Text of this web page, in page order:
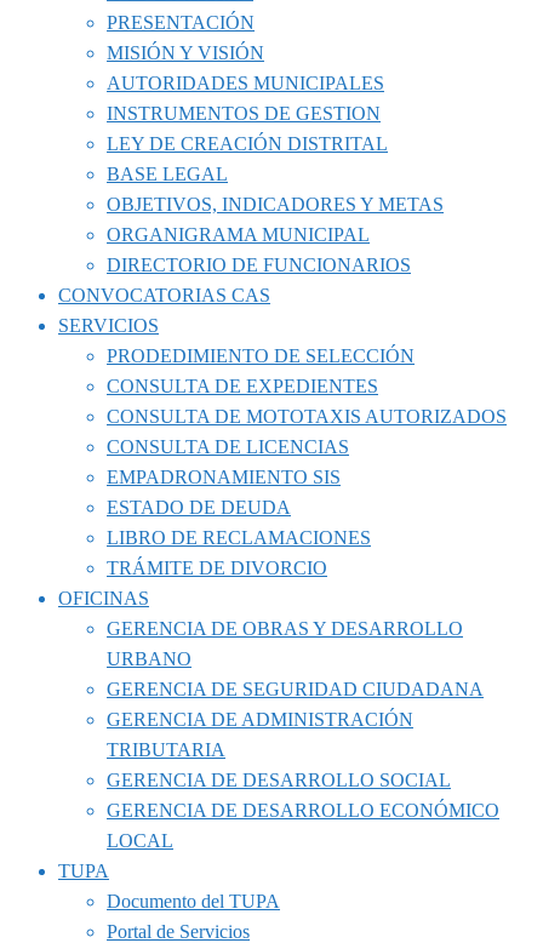
PRESENTACIÓN
MISIÓN Y VISIÓN
AUTORIDADES MUNICIPALES
INSTRUMENTOS DE GESTION
LEY DE CREACIÓN DISTRITAL
BASE LEGAL
OBJETIVOS, INDICADORES Y METAS
ORGANIGRAMA MUNICIPAL
DIRECTORIO DE FUNCIONARIOS
CONVOCATORIAS CAS
SERVICIOS
PRODEDIMIENTO DE SELECCIÓN
CONSULTA DE EXPEDIENTES
CONSULTA DE MOTOTAXIS AUTORIZADOS
CONSULTA DE LICENCIAS
EMPADRONAMIENTO SIS
ESTADO DE DEUDA
LIBRO DE RECLAMACIONES
TRÁMITE DE DIVORCIO
OFICINAS
GERENCIA DE OBRAS Y DESARROLLO
URBANO
GERENCIA DE SEGURIDAD CIUDADANA
GERENCIA DE ADMINISTRACIÓN
TRIBUTARIA
GERENCIA DE DESARROLLO SOCIAL
GERENCIA DE DESARROLLO ECONÓMICO
LOCAL
TUPA
Documento del TUPA
Portal de Servicios